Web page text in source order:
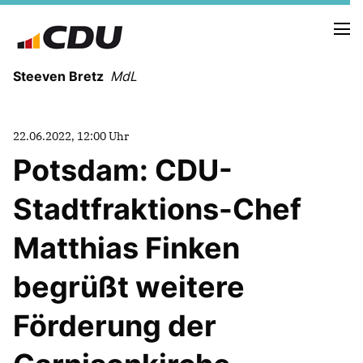
Steeven Bretz MdL
VITA
WAHLKREISBESUCHE
PRESSEFOTOS
MEIN BÜRGERBÜRO
MEIN WAHLKREIS
ZIELE
Redebeiträge
22.06.2022, 12:00 Uhr
Potsdam: CDU-
Stadtfraktions-Chef
Matthias Finken
begrüßt weitere
Förderung der